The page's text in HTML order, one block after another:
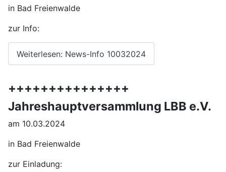
in Bad Freienwalde
zur Info:
Weiterlesen: News-Info 10032024
+++++++++++++++
Jahreshauptversammlung LBB e.V.
am 10.03.2024
in Bad Freienwalde
zur Einladung: